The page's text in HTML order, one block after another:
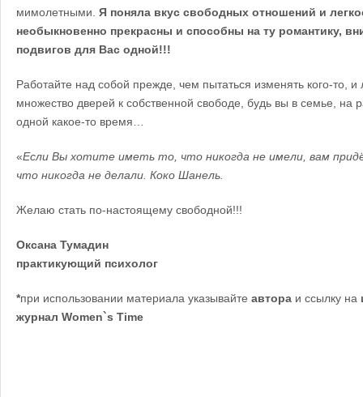
мимолетными. Я поняла вкус свободных отношений и
необыкновенно прекрасны и способны на ту романтику,
подвигов для Вас одной!!!
Работайте над собой прежде, чем пытаться изменять кого-то,
множество дверей к собственной свободе, будь вы в семье, на
одной какое-то время…
«Если Вы хотите иметь то, что никогда не имели, вам
что никогда не делали. Коко Шанель.
Желаю стать по-настоящему свободной!!!
Оксана Тумадин
практикующий психолог
*при использовании материала указывайте автора и ссылку на
журнал Women`s Time